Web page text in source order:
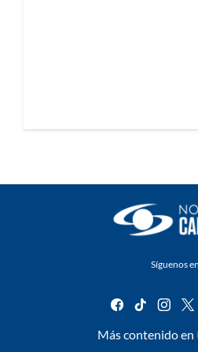
Síguenos
facebook
tiktok
Más contenido en